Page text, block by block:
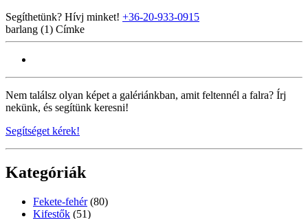
Segíthetünk? Hívj minket! +36-20-933-0915
barlang (1) Címke
Nem találsz olyan képet a galériánkban, amit feltennél a falra? Írj
nekünk, és segítünk keresni!
Segítséget kérek!
Kategóriák
Fekete-fehér (80)
Kifestők (51)